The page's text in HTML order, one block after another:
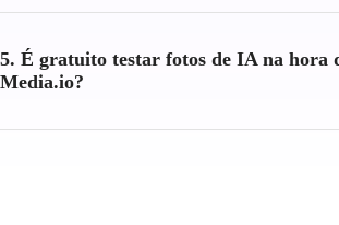
5. É gratuito testar fotos de IA na hora
Media.io?